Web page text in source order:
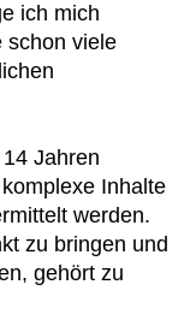
oder wir
wirst Du
tiefer
ich mich
schon viele
Jahren
Inhalte
werden.
zu bringen und
gehört zu